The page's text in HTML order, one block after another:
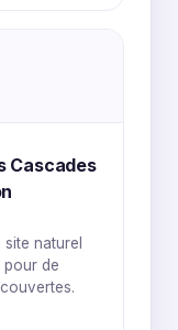
Cascades
naturel
pour de